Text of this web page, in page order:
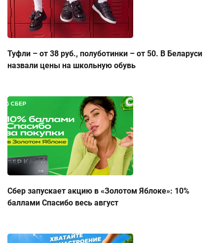
Туфли – от 38 руб., полуботинки – от 50. В Беларуси
назвали цены на школьную обувь
Сбер запускает акцию в «Золотом Яблоке»: 10%
баллами Спасибо весь август